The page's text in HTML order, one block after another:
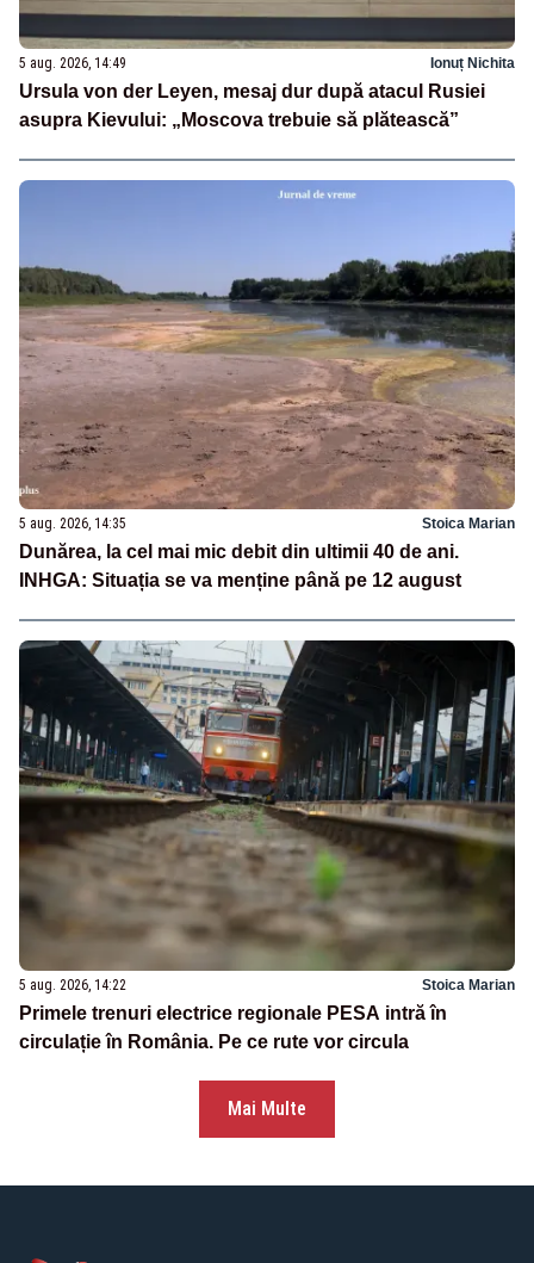
5 aug. 2026, 14:49 Ionuț Nichita
Ursula von der Leyen, mesaj dur după atacul Rusiei
asupra Kievului: „Moscova trebuie să plătească”
5 aug. 2026, 14:35 Stoica Marian
Dunărea, la cel mai mic debit din ultimii 40 de ani.
INHGA: Situația se va menține până pe 12 august
5 aug. 2026, 14:22 Stoica Marian
Primele trenuri electrice regionale PESA intră în
circulație în România. Pe ce rute vor circula
Mai Multe